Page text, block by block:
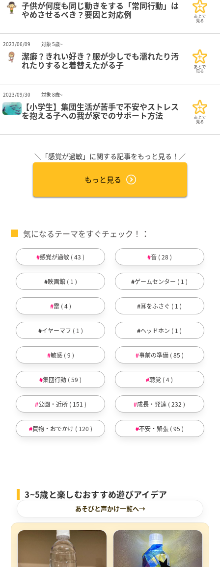
子供が何度も同じ動きをする「常同行動」は
やめさせるべき？要因と対応例 あとで
見る
2023/06/09 対象 5歳~
潔癖？きれい好き？服が少しでも濡れたり汚
れたりすると着替えたがる子 あとで
見る
2023/09/30 対象 8歳~
【小学生】集団生活が苦手で不安やストレス
を抱える子への我が家でのサポート方法 あとで
見る
＼「感覚が過敏」に関する記事をもっと見る！／
もっと見る
気になるテーマをすぐチェック！
感覚が過敏 ( 43 ) 音 ( 28 )
映画館 ( 1 ) ゲームセンター ( 1 )
雷 ( 4 ) 耳をふさぐ ( 1 )
イヤーマフ ( 1 ) ヘッドホン ( 1 )
敏感 ( 9 ) 事前の準備 ( 85 )
集団行動 ( 59 ) 聴覚 ( 4 )
公園・近所 ( 151 ) 成長・発達 ( 232 )
買物・おでかけ ( 120 ) 不安・緊張 ( 95 )
3~5歳と楽しむおすすめ遊びアイデア
あそびと声かけ一覧へ